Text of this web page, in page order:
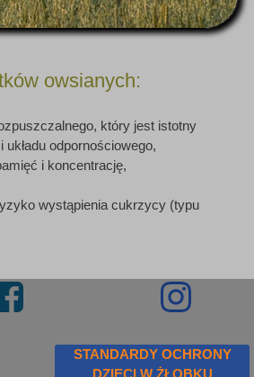
owsianych:
który jest istotny
układu odpornościowego,
i koncentrację,
wystąpienia cukrzycy (typu
STANDARDY OCHRONY
DZIECI W ŻŁOBKU